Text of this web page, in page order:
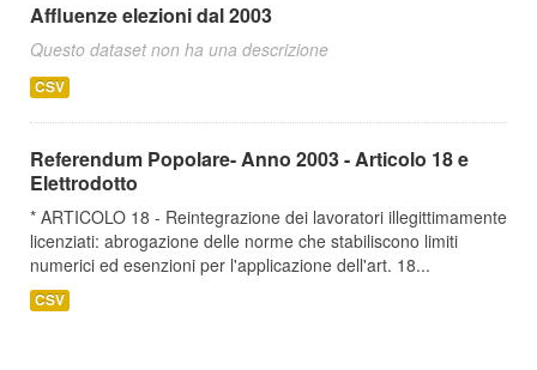
Affluenze elezioni dal 2003
Questo dataset non ha una descrizione
CSV
Referendum Popolare- Anno 2003 - Articolo 18 e
Elettrodotto
* ARTICOLO 18 - Reintegrazione dei lavoratori illegittimamente
licenziati: abrogazione delle norme che stabiliscono limiti
numerici ed esenzioni per l'applicazione dell'art. 18...
CSV